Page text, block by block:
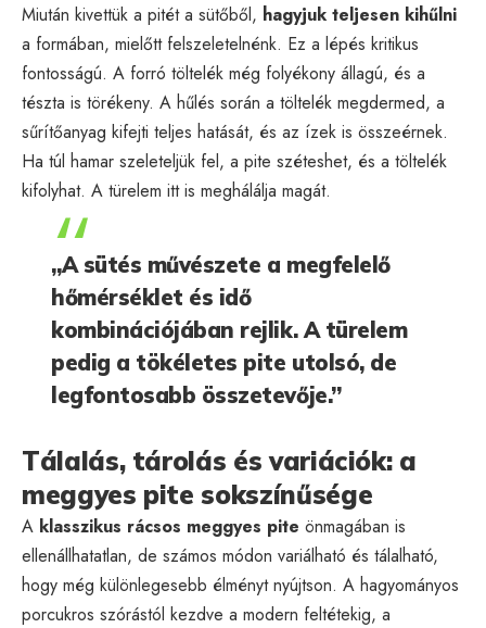
Miután kivettük a pitét a sütőből, hagyjuk teljesen kihűlni
a formában, mielőtt felszeletelnénk. Ez a lépés kritikus
fontosságú. A forró töltelék még folyékony állagú, és a
tészta is törékeny. A hűlés során a töltelék megdermed, a
sűrítőanyag kifejti teljes hatását, és az ízek is összeérnek.
Ha túl hamar szeleteljük fel, a pite széteshet, és a töltelék
kifolyhat. A türelem itt is meghálálja magát.
„A sütés művészete a megfelelő
hőmérséklet és idő
kombinációjában rejlik. A türelem
pedig a tökéletes pite utolsó, de
legfontosabb összetevője.”
Tálalás, tárolás és variációk: a
meggyes pite sokszínűsége
A klasszikus rácsos meggyes pite önmagában is
ellenállhatatlan, de számos módon variálható és tálalható,
hogy még különlegesebb élményt nyújtson. A hagyományos
porcukros szórástól kezdve a modern feltétekig, a